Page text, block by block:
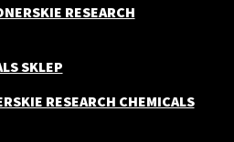
RESEARCH
SKLEP
RESEARCH CHEMICALS